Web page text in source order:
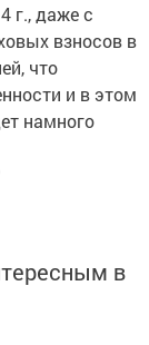
г., даже с
взносов в
что
и в этом
намного
в